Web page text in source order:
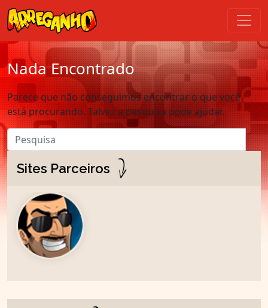
Nada Encontrado
Parece que não conseguimos encontrar o que você
está procurando. Talvez a pesquisa pode ajudar.
Sites Parceiros